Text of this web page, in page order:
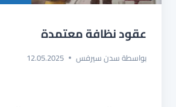
عقود نظافة معتمدة
بواسطةسدن سيرفس 12.05.2025